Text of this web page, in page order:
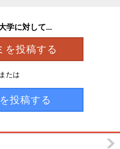
学に対して...
を投稿する
または
投稿する